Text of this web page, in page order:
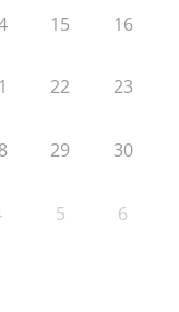
15 16
22 23
29 30
5 6